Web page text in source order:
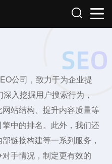
公司，致力于为企业提
入挖掘用户搜索行为，
站结构、提升内容质量等
中的排名。此外，我们还
链接构建等一系列服务，
手情况，制定更有效的